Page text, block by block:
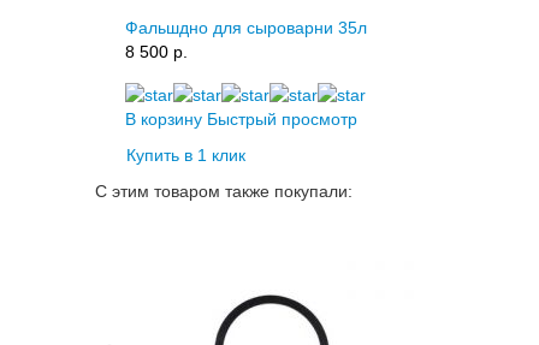
Фальшдно для сыроварни 35л
8 500 p.
В корзину Быстрый просмотр
Купить в 1 клик
С этим товаром также покупали: